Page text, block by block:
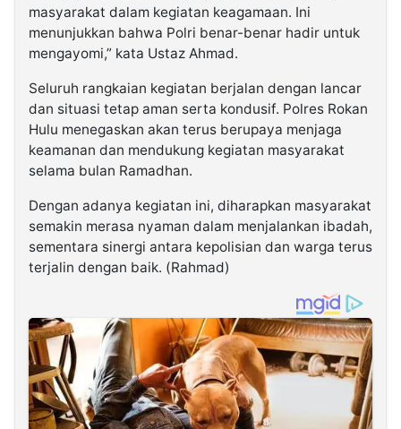
masyarakat dalam kegiatan keagamaan. Ini
menunjukkan bahwa Polri benar-benar hadir untuk
mengayomi,” kata Ustaz Ahmad.
Seluruh rangkaian kegiatan berjalan dengan lancar
dan situasi tetap aman serta kondusif. Polres Rokan
Hulu menegaskan akan terus berupaya menjaga
keamanan dan mendukung kegiatan masyarakat
selama bulan Ramadhan.
Dengan adanya kegiatan ini, diharapkan masyarakat
semakin merasa nyaman dalam menjalankan ibadah,
sementara sinergi antara kepolisian dan warga terus
terjalin dengan baik. (Rahmad)